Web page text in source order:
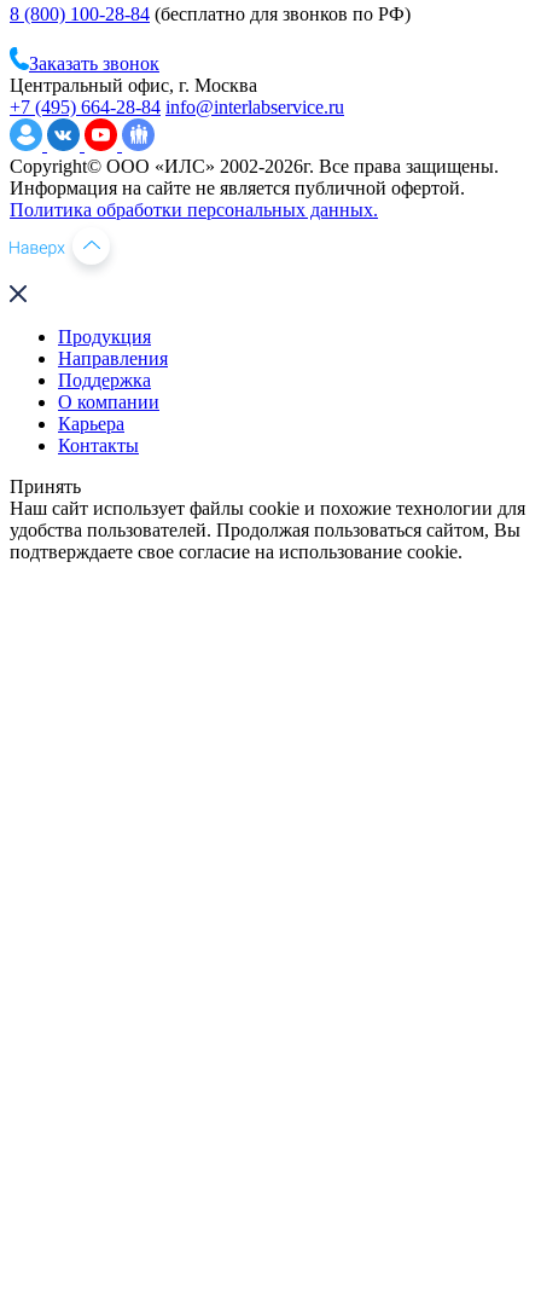
8 (800) 100-28-84 (бесплатно для звонков по РФ)
Заказать звонок
Центральный офис, г. Москва
+7 (495) 664-28-84 info@interlabservice.ru
Copyright© ООО «ИЛС» 2002-2026г. Все права защищены.
Информация на сайте не является публичной офертой.
Политика обработки персональных данных.
Продукция
Направления
Поддержка
О компании
Карьера
Контакты
Принять
Наш сайт использует файлы cookie и похожие технологии для
удобства пользователей. Продолжая пользоваться сайтом, Вы
подтверждаете свое согласие на использование cookie.